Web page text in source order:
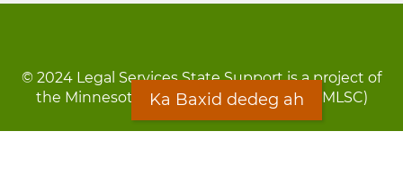
© 2024 Legal Services State Support is a project of
the Minnesota Legal Services Coalition (MLSC)
Ka Baxid dedeg ah